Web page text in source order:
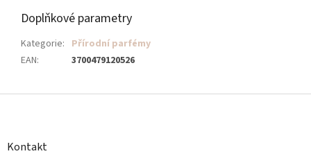
Doplňkové parametry
Kategorie: Přírodní parfémy
EAN: 3700479120526
Z
Kontakt